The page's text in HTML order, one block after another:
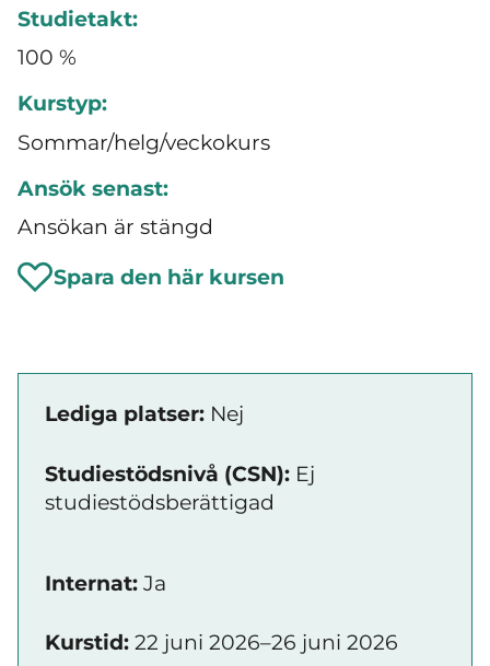
Studietakt:
100 %
Kurstyp:
Sommar/helg/veckokurs
Ansök senast:
Ansökan är stängd
Spara den här kursen
Lediga platser: Nej
Studiestödsnivå (CSN): Ej
studiestödsberättigad
Internat: Ja
Kurstid: 22 juni 2026–26 juni 2026